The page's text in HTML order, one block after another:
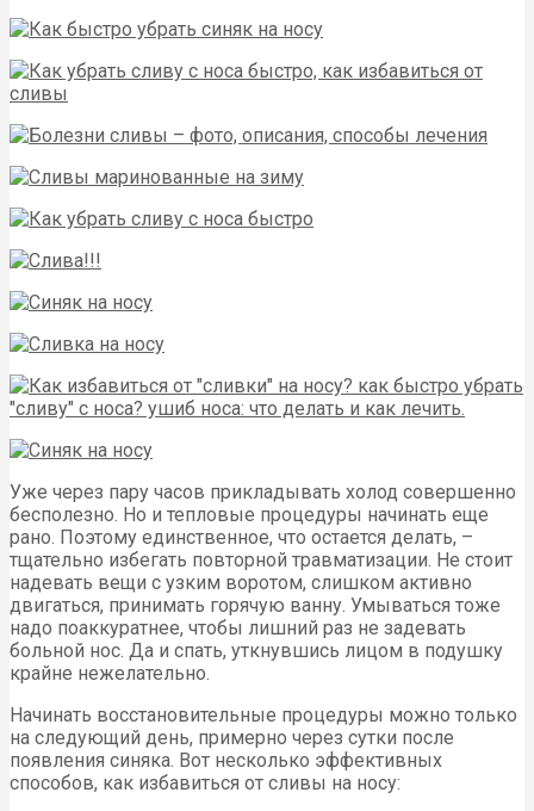
Уже через пару часов прикладывать холод совершенно
бесполезно. Но и тепловые процедуры начинать еще
рано. Поэтому единственное, что остается делать, –
тщательно избегать повторной травматизации. Не стоит
надевать вещи с узким воротом, слишком активно
двигаться, принимать горячую ванну. Умываться тоже
надо поаккуратнее, чтобы лишний раз не задевать
больной нос. Да и спать, уткнувшись лицом в подушку
крайне нежелательно.
Начинать восстановительные процедуры можно только
на следующий день, примерно через сутки после
появления синяка. Вот несколько эффективных
способов, как избавиться от сливы на носу: